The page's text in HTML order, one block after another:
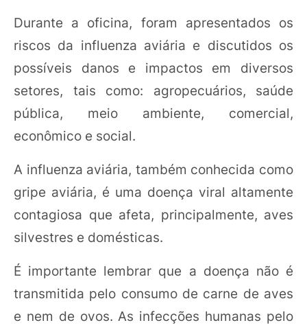
Durante a oficina, foram apresentados os
riscos da influenza aviária e discutidos os
possíveis danos e impactos em diversos
setores, tais como: agropecuários, saúde
pública, meio ambiente, comercial,
econômico e social.
A influenza aviária, também conhecida como
gripe aviária, é uma doença viral altamente
contagiosa que afeta, principalmente, aves
silvestres e domésticas.
É importante lembrar que a doença não é
transmitida pelo consumo de carne de aves
e nem de ovos. As infecções humanas pelo